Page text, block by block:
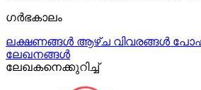
ഗർഭകാലം
ലക്ഷണങ്ങൾ ആഴ്ച വിവരങ്ങൾ
ലേഖനങ്ങൾ
ലേഖകനെക്കുറിച്ച്